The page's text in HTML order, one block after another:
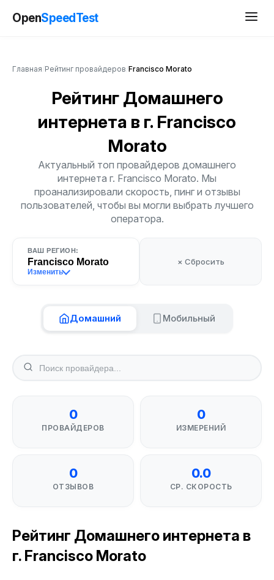
OpenSpeedTest
Главная Рейтинг провайдеров Francisco Morato
Рейтинг Домашнего
интернета в г. Francisco
Morato
Актуальный топ провайдеров домашнего
интернета г. Francisco Morato. Мы
проанализировали скорость, пинг и отзывы
пользователей, чтобы вы могли выбрать лучшего
оператора.
ВАШ РЕГИОН:
Francisco Morato
Изменить
× Сбросить
Домашний Мобильный
0
ПРОВАЙДЕРОВ
0
ИЗМЕРЕНИЙ
0
ОТЗЫВОВ
0.0
СР. СКОРОСТЬ
Рейтинг Домашнего интернета в
г. Francisco Morato